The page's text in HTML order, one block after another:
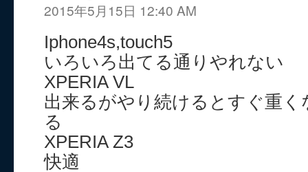
2015年5月15日 12:40 AM
Iphone4s,touch5
いろいろ出てる通りやれない
XPERIA VL
出来るがやり続けるとすぐ重
る
XPERIA Z3
快適